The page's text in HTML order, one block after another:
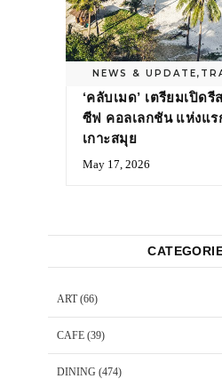
NEWS & UPDATE,
‘คลับเมด’ เตรียมเปิด
ซีฟ คอลเลกชัน แห่งแร
เกาะสมุย
May 17, 2026
ART(66)
CAFE (39)
DINING (474)